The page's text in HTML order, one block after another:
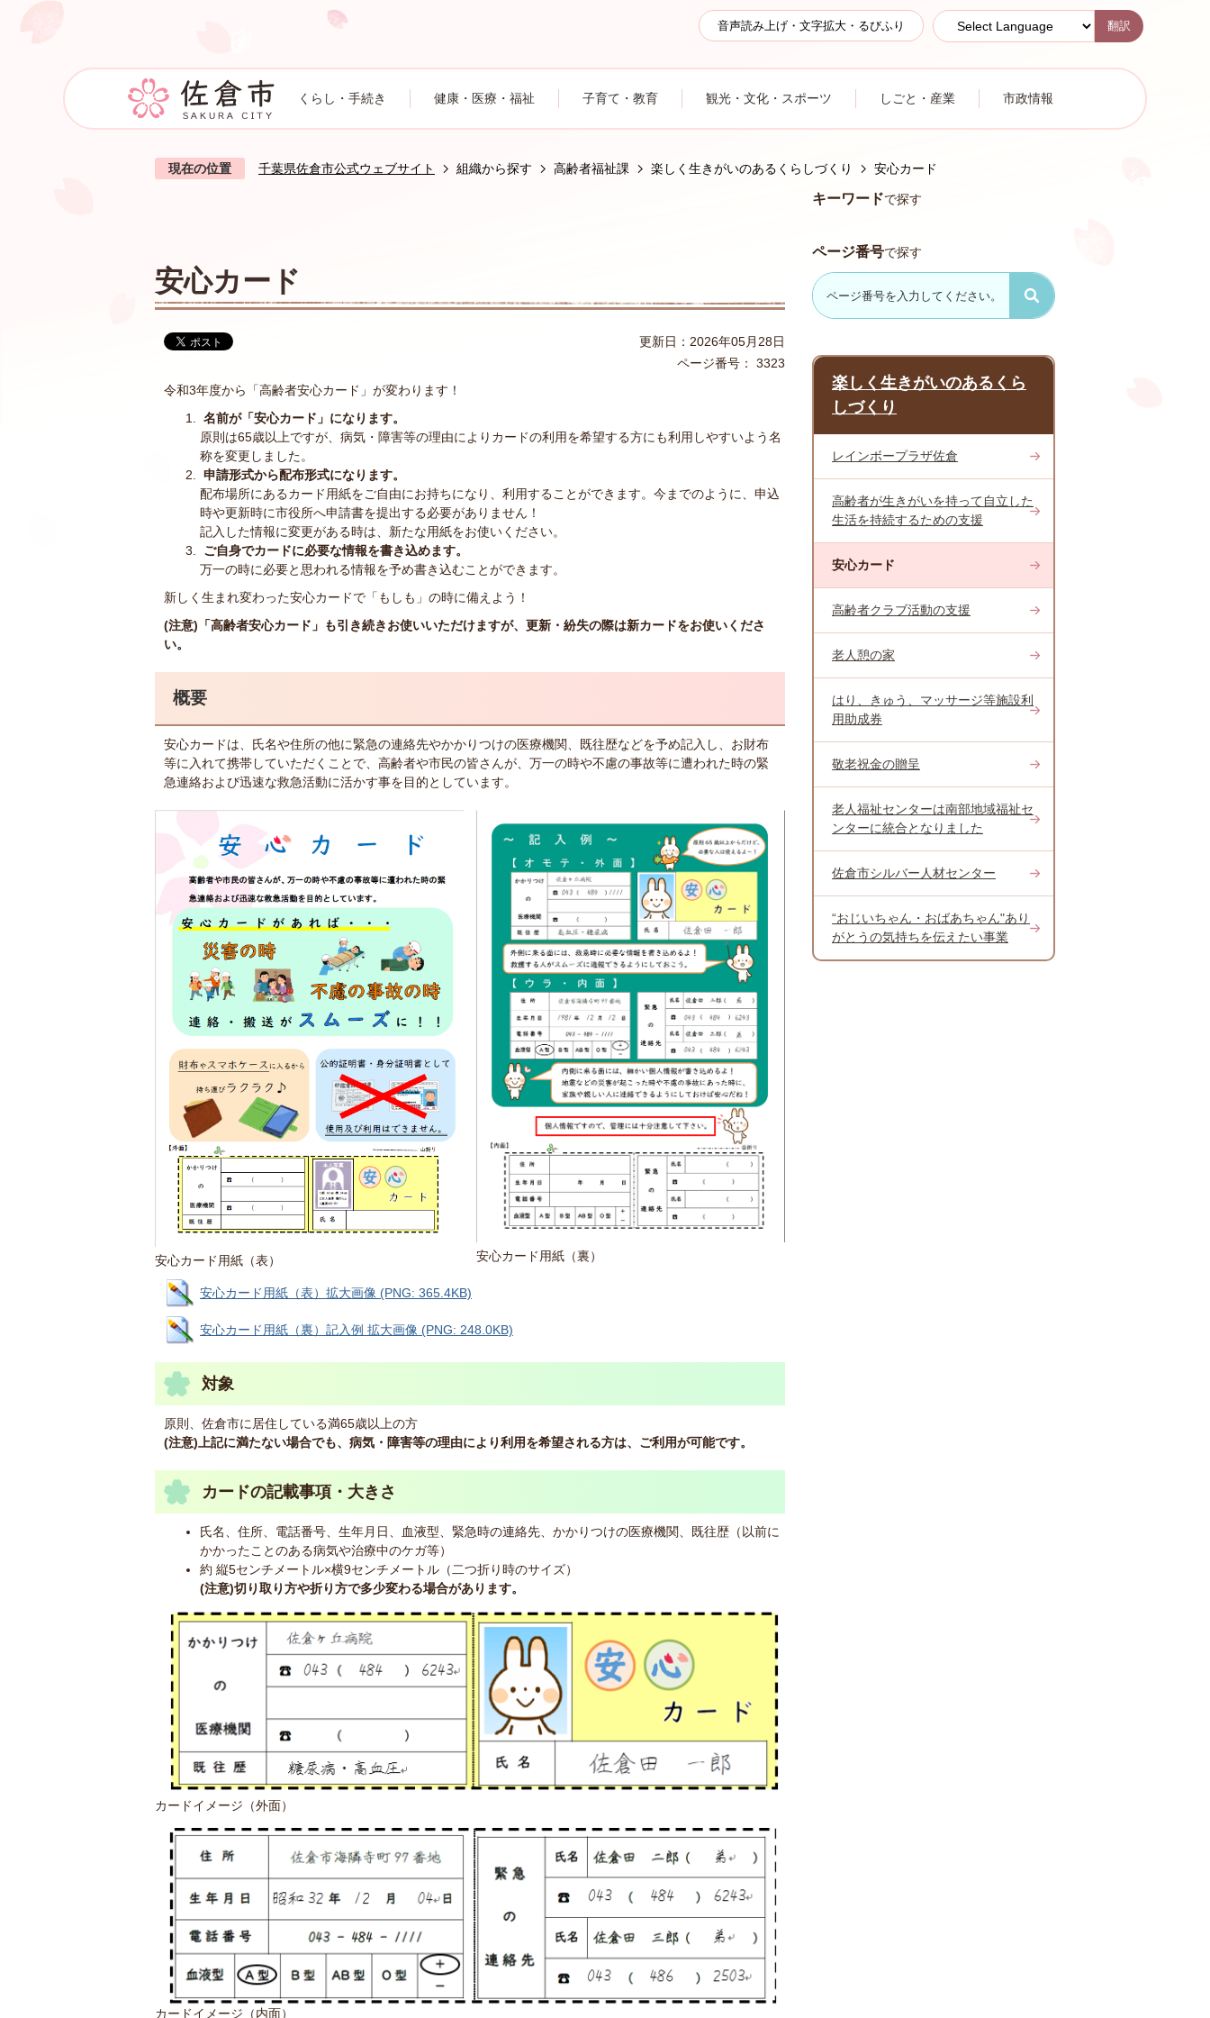
音声読み上げ・文字拡大・るびふり 翻訳
くらし・手続き 健康・医療・福祉 子育て・教育 観光・文化・スポーツ しごと・産業 市政情報
現在の位置 千葉県佐倉市公式ウェブサイト 組織から探す 高齢者福祉課 楽しく生きがいのあるくらしづくり 安心カード
安心カード
更新日：2026年05月28日
ページ番号：
3323
令和3年度から「高齢者安心カード」が変わります！
名前が「安心カード」になります。
原則は65歳以上ですが、病気・障害等の理由によりカードの利用を希望する方にも利用しやすいよう名
称を変更しました。
申請形式から配布形式になります。
配布場所にあるカード用紙をご自由にお持ちになり、利用することができます。今までのように、申込
時や更新時に市役所へ申請書を提出する必要がありません！
記入した情報に変更がある時は、新たな用紙をお使いください。
ご自身でカードに必要な情報を書き込めます。
万一の時に必要と思われる情報を予め書き込むことができます。
新しく生まれ変わった安心カードで「もしも」の時に備えよう！
(注意)「高齢者安心カード」も引き続きお使いいただけますが、更新・紛失の際は新カードをお使いくださ
い。
概要
安心カードは、氏名や住所の他に緊急の連絡先やかかりつけの医療機関、既往歴などを予め記入し、お財布
等に入れて携帯していただくことで、高齢者や市民の皆さんが、万一の時や不慮の事故等に遭われた時の緊
急連絡および迅速な救急活動に活かす事を目的としています。
安心カード用紙（表） 安心カード用紙（裏）
安心カード用紙（表）拡大画像 (PNG: 365.4KB)
安心カード用紙（裏）記入例 拡大画像 (PNG: 248.0KB)
対象
原則、佐倉市に居住している満65歳以上の方
(注意)上記に満たない場合でも、病気・障害等の理由により利用を希望される方は、ご利用が可能です。
カードの記載事項・大きさ
氏名、住所、電話番号、生年月日、血液型、緊急時の連絡先、かかりつけの医療機関、既往歴（以前に
かかったことのある病気や治療中のケガ等）
約 縦5センチメートル×横9センチメートル（二つ折り時のサイズ）
(注意)切り取り方や折り方で多少変わる場合があります。
カードイメージ（外面）
カードイメージ（内面）
キーワードで探す
ページ番号で探す
楽しく生きがいのあるくら
しづくり
レインボープラザ佐倉
高齢者が生きがいを持って自立した
生活を持続するための支援
安心カード
高齢者クラブ活動の支援
老人憩の家
はり、きゅう、マッサージ等施設利
用助成券
敬老祝金の贈呈
老人福祉センターは南部地域福祉セ
ンターに統合となりました
佐倉市シルバー人材センター
“おじいちゃん・おばあちゃん"あり
がとうの気持ちを伝えたい事業